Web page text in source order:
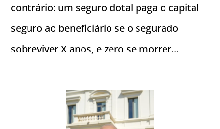
contrário: um seguro dotal paga o capital
seguro ao beneficiário se o segurado
sobreviver X anos, e zero se morrer...